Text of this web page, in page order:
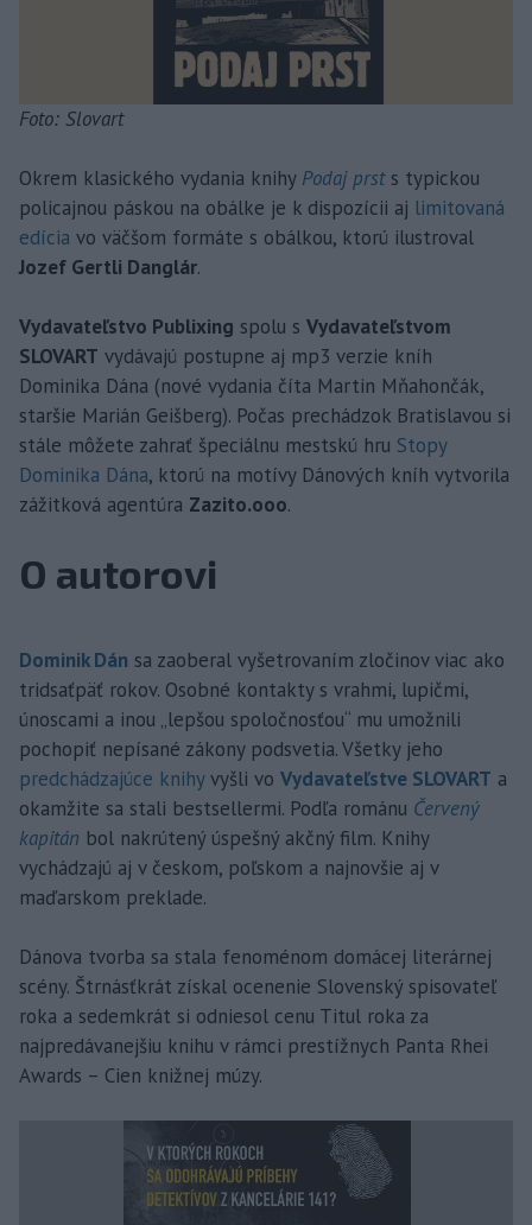
Foto: Slovart
Okrem klasického vydania knihy Podaj prsts typickou
policajnou páskou na obálke je k dispozícii aj limitovaná
edícia vo väčšom formáte s obálkou, ktorú ilustroval
Jozef Gertli Danglár.
Vydavateľstvo Publixing spolu s Vydavateľstvom
SLOVART vydávajú postupne aj mp3 verzie kníh
Dominika Dána (nové vydania číta Martin Mňahončák,
staršie Marián Geišberg). Počas prechádzok Bratislavou si
stále môžete zahrať špeciálnu mestskú hru Stopy
Dominika Dána, ktorú na motívy Dánových kníh vytvorila
zážitková agentúra Zazito.ooo.
O autorovi
Dominik Dán sa zaoberal vyšetrovaním zločinov viac ako
tridsaťpäť rokov. Osobné kontakty s vrahmi, lupičmi,
únoscami a inou „lepšou spoločnosťou“ mu umožnili
pochopiť nepísané zákony podsvetia. Všetky jeho
predchádzajúce knihyvyšli vo Vydavateľstve SLOVART a
okamžite sa stali bestsellermi. Podľa románu Červený
kapitán bol nakrútený úspešný akčný film. Knihy
vychádzajú aj v českom, poľskom a najnovšie aj v
maďarskom preklade.
Dánova tvorba sa stala fenoménom domácej literárnej
scény. Štrnásťkrát získal ocenenie Slovenský spisovateľ
roka a sedemkrát si odniesol cenu Titul roka za
najpredávanejšiu knihu v rámci prestížnych Panta Rhei
Awards – Cien knižnej múzy.